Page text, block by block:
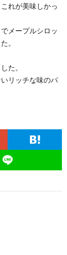
れが美味しかっ
メープルシロッ
。
た。
リッチな味のパ